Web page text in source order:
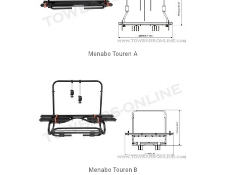
Menabo Touren A
Menabo Touren B